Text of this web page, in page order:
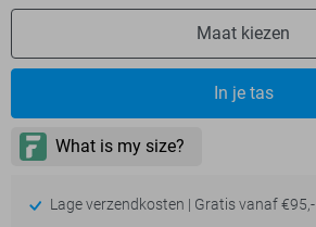
Maat kiezen
In je tas
Lage verzendkosten | Gratis vanaf €95,-